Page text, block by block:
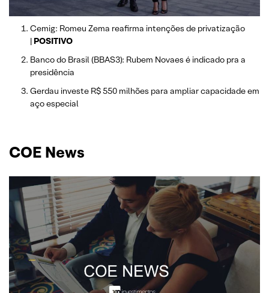
Cemig: Romeu Zema reafirma intenções de privatização
| POSITIVO
Banco do Brasil (BBAS3): Rubem Novaes é indicado pra a
presidência
Gerdau investe R$ 550 milhões para ampliar capacidade em
aço especial
COE News